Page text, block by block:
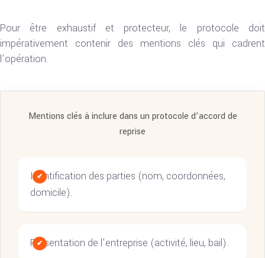
Pour être exhaustif et protecteur, le protocole doit
impérativement contenir des mentions clés qui cadrent
l’opération.
Mentions clés à inclure dans un protocole d’accord de
reprise
Identification des parties (nom, coordonnées,
domicile).
Présentation de l’entreprise (activité, lieu, bail).